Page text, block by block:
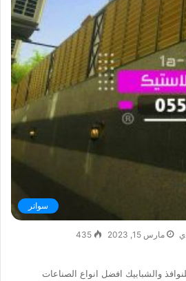
سواتر
مارس 15, 2023 435
والشبابيك افضل انواع الصناعات